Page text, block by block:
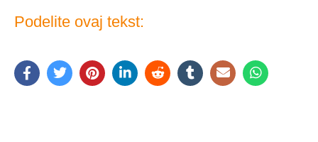
Podelite ovaj tekst: